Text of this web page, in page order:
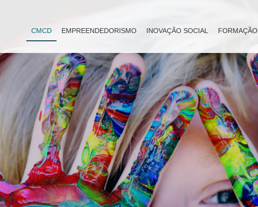
CMCD EMPREENDEDORISMO INOVAÇÃO SOCIAL FORMAÇÃO